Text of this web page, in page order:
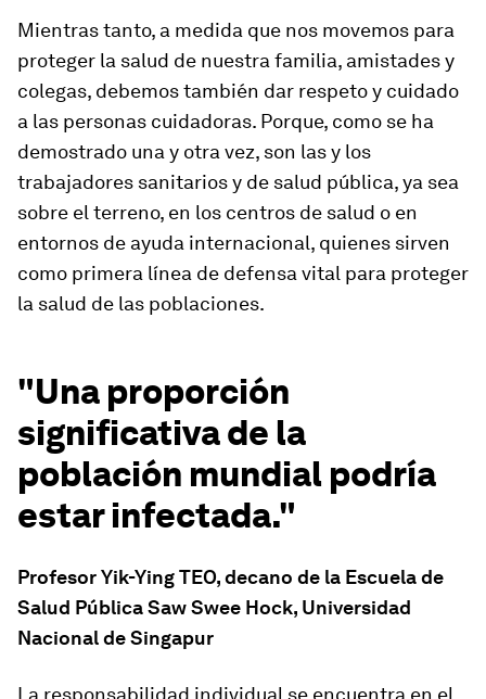
Mientras tanto, a medida que nos movemos para
proteger la salud de nuestra familia, amistades y
colegas, debemos también dar respeto y cuidado
a las personas cuidadoras. Porque, como se ha
demostrado una y otra vez, son las y los
trabajadores sanitarios y de salud pública, ya sea
sobre el terreno, en los centros de salud o en
entornos de ayuda internacional, quienes sirven
como primera línea de defensa vital para proteger
la salud de las poblaciones.
"Una proporción
significativa de la
población mundial podría
estar infectada."
Profesor Yik-Ying TEO, decano de la Escuela de
Salud Pública Saw Swee Hock, Universidad
Nacional de Singapur
La responsabilidad individual se encuentra en el